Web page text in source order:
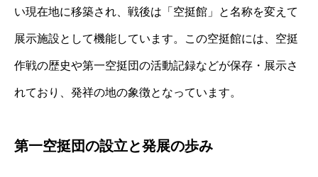
い現在地に移築され、戦後は「空挺館」と名称を変えて
展示施設として機能しています。この空挺館には、空挺
作戦の歴史や第一空挺団の活動記録などが保存・展示さ
れており、発祥の地の象徴となっています。
第一空挺団の設立と発展の歩み